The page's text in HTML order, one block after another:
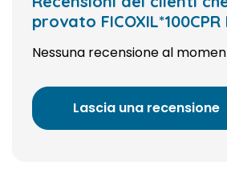
provato FICOXIL*100CPR
Nessuna recensione al
Lascia una recensione